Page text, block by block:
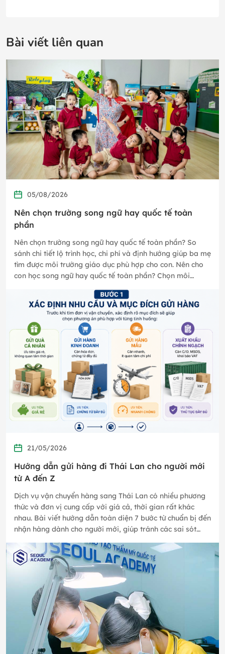
Bài viết liên quan
05/08/2026
Nên chọn trường song ngữ hay quốc tế toàn
phần
Nên chọn trường song ngữ hay quốc tế toàn phần? So
sánh chi tiết lộ trình học, chi phí và định hướng giúp ba mẹ
tìm được môi trường giáo dục phù hợp cho con. Nên cho
con học song ngữ hay quốc tế toàn phần? Chọn môi
21/05/2026
Hướng dẫn gửi hàng đi Thái Lan cho người mới
từ A đến Z
Dịch vụ vận chuyển hàng sang Thái Lan có nhiều phương
thức và đơn vị cung cấp với giá cả, thời gian rất khác
nhau. Bài viết hướng dẫn toàn diện 7 bước từ chuẩn bị đến
nhận hàng dành cho người mới, giúp tránh các sai sót